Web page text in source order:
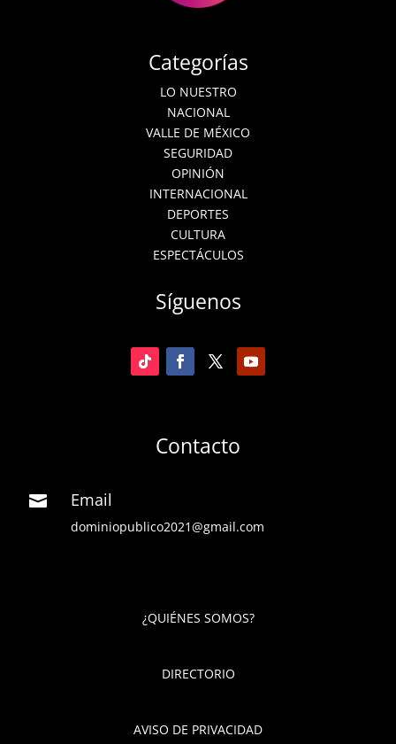
Categorías
LO NUESTRO
NACIONAL
VALLE DE MÉXICO
SEGURIDAD
OPINIÓN
INTERNACIONAL
DEPORTES
CULTURA
ESPECTÁCULOS
Síguenos
Contacto
 Email
dominiopublico2021@gmail.com
¿QUIÉNES SOMOS?
DIRECTORIO
AVISO DE PRIVACIDAD